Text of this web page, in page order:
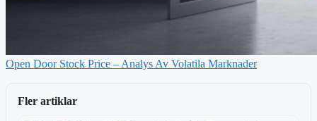
Open Door Stock Price – Analys Av Volatila Marknader
Fler artiklar